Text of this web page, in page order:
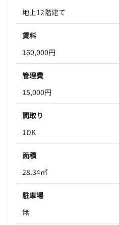
地上12階建て
賃料
160,000円
管理費
15,000円
間取り
1DK
面積
28.34㎡
駐車場
無